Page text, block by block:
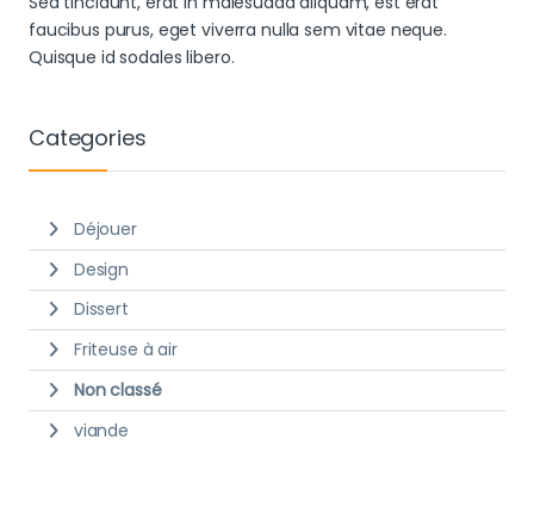
faucibus purus, eget viverra nulla sem vitae neque.
Quisque id sodales libero.
Categories
Déjouer
Design
Dissert
Friteuse à air
Non classé
viande